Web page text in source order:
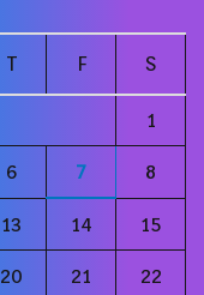
T F S
1
6 7 8
13 14 15
20 21 22